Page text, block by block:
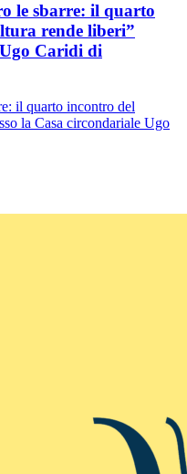
le sbarre: il quarto
rende liberi”
Caridi di
il quarto incontro del
la Casa circondariale Ugo